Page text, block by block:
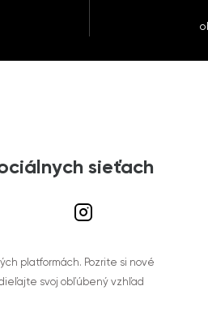
sieťach
platformách. Pozrite si nové
svoj obľúbený vzhľad